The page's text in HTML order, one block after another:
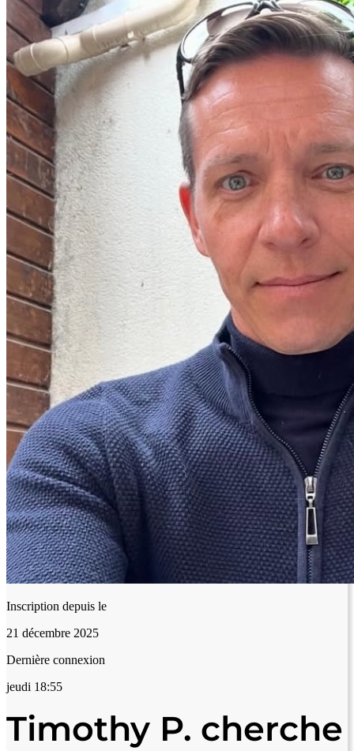
Inscription depuis le
21 décembre 2025
Dernière connexion
jeudi 18:55
Timothy P. cherche